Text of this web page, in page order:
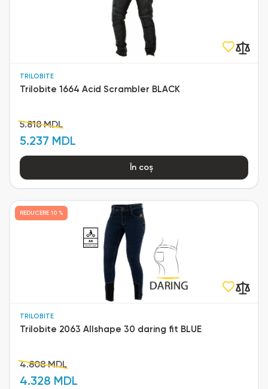
TRILOBITE
Trilobite 1664 Acid Scrambler BLACK
5.818 MDL
5.237 MDL
În coș
TRILOBITE
Trilobite 2063 Allshape 30 daring fit BLUE
4.808 MDL
4.328 MDL
REDUCERE 10 %